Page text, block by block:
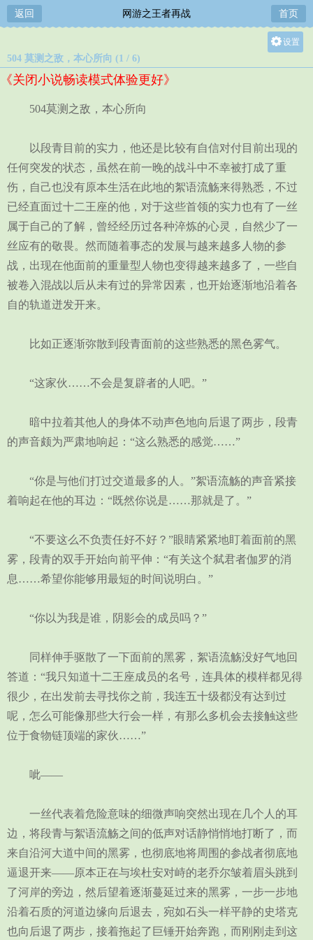
返回 网游之王者再战 首页
设置
504 莫测之敌，本心所向 (1 / 6)
《关闭小说畅读模式体验更好》
504莫测之敌，本心所向
以段青目前的实力，他还是比较有自信对付目前出现的
任何突发的状态，虽然在前一晚的战斗中不幸被打成了重
伤，自己也没有原本生活在此地的絮语流觞来得熟悉，不过
已经直面过十二王座的他，对于这些首领的实力也有了一丝
属于自己的了解，曾经经历过各种淬炼的心灵，自然少了一
丝应有的敬畏。然而随着事态的发展与越来越多人物的参
战，出现在他面前的重量型人物也变得越来越多了，一些自
被卷入混战以后从未有过的异常因素，也开始逐渐地沿着各
自的轨道迸发开来。
比如正逐渐弥散到段青面前的这些熟悉的黑色雾气。
“这家伙……不会是复辟者的人吧。”
暗中拉着其他人的身体不动声色地向后退了两步，段青
的声音颇为严肃地响起：“这么熟悉的感觉……”
“你是与他们打过交道最多的人。”絮语流觞的声音紧接
着响起在他的耳边：“既然你说是……那就是了。”
“不要这么不负责任好不好？”眼睛紧紧地盯着面前的黑
雾，段青的双手开始向前平伸：“有关这个弑君者伽罗的消
息……希望你能够用最短的时间说明白。”
“你以为我是谁，阴影会的成员吗？”
同样伸手驱散了一下面前的黑雾，絮语流觞没好气地回
答道：“我只知道十二王座成员的名号，连具体的模样都见得
很少，在出发前去寻找你之前，我连五十级都没有达到过
呢，怎么可能像那些大行会一样，有那么多机会去接触这些
位于食物链顶端的家伙……”
呲——
一丝代表着危险意味的细微声响突然出现在几个人的耳
边，将段青与絮语流觞之间的低声对话静悄悄地打断了，而
来自沿河大道中间的黑雾，也彻底地将周围的参战者彻底地
逼退开来——原本正在与埃杜安对峙的老乔尔皱着眉头跳到
了河岸的旁边，然后望着逐渐蔓延过来的黑雾，一步一步地
沿着石质的河道边缘向后退去，宛如石头一样平静的史塔克
也向后退了两步，接着拖起了巨锤开始奔跑，而刚刚走到这